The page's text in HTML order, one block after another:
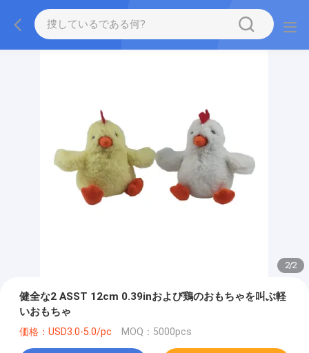
2/2
健全な2 ASST 12cm 0.39inおよび鶏のおもちゃを叫ぶ軽
いおもちゃ
価格：USD3.0-5.0/pc MOQ：5000pcs